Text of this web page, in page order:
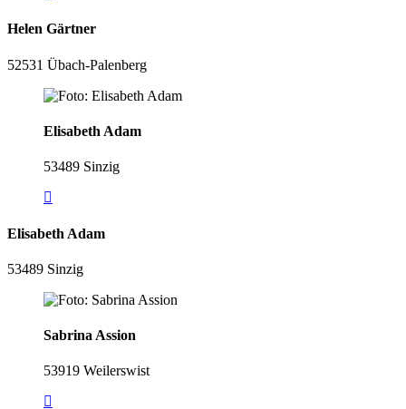
Helen Gärtner
52531 Übach-Palenberg
Elisabeth Adam
53489 Sinzig
Elisabeth Adam
53489 Sinzig
Sabrina Assion
53919 Weilerswist